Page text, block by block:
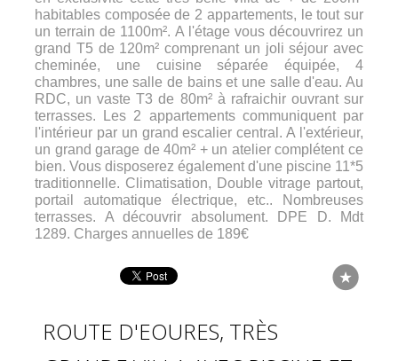
habitables composée de 2 appartements, le tout sur
un terrain de 1100m². A l'étage vous découvrirez un
grand T5 de 120m² comprenant un joli séjour avec
cheminée, une cuisine séparée équipée, 4
chambres, une salle de bains et une salle d'eau. Au
RDC, un vaste T3 de 80m² à rafraichir ouvrant sur
terrasses. Les 2 appartements communiquent par
l'intérieur par un grand escalier central. A l'extérieur,
un grand garage de 40m² + un atelier complétent ce
bien. Vous disposerez également d'une piscine 11*5
traditionnelle. Climatisation, Double vitrage partout,
portail automatique électrique, etc.. Nombreuses
terrasses. A découvrir absolument. DPE D. Mdt
1289. Charges annuelles de 189€
ROUTE D'EOURES, TRÈS